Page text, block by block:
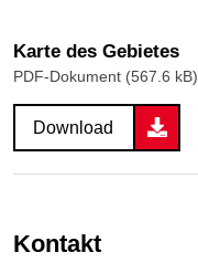
Karte des Gebietes
PDF-Dokument (567.6 kB)
Download
Kontakt